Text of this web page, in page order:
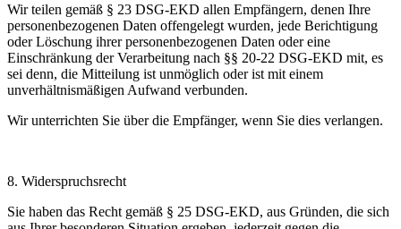
Wir teilen gemäß § 23 DSG-EKD allen Empfängern, denen Ihre
personenbezogenen Daten offengelegt wurden, jede Berichtigung
oder Löschung ihrer personenbezogenen Daten oder eine
Einschränkung der Verarbeitung nach §§ 20-22 DSG-EKD mit, es
sei denn, die Mitteilung ist unmöglich oder ist mit einem
unverhältnismäßigen Aufwand verbunden.
Wir unterrichten Sie über die Empfänger, wenn Sie dies verlangen.
8. Widerspruchsrecht
Sie haben das Recht gemäß § 25 DSG-EKD, aus Gründen, die sich